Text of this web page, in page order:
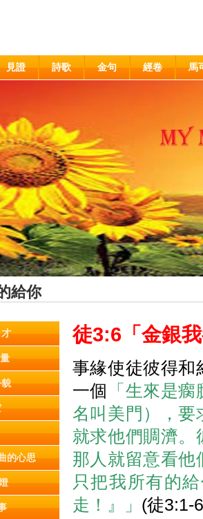
見證 詩歌 金句 經卷 馬
給你
的心思
徒3:6 「金銀
事緣使徒彼得和
一個
「生來是
名叫美門），要
就求他們賙濟。
那人就留意看他
只把我所有的
走！』」 (徒3:1-